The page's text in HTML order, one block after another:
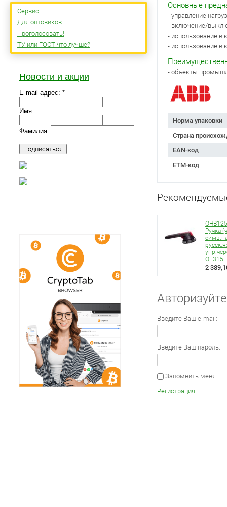
Сервис
Для оптовиков
Проголосовать!
ТУ или ГОСТ что лучше?
Новости и акции
E-mail адрес: *
Имя:
Фамилия:
Основные
- управление
- включение/
- использование в
- использование в
- объекты
Норма упаковки
Страна
EAN-код
ETM-код
Ручка
2
Введите Ваш e-mail:
Введите Ваш пароль:
Запомнить меня
Регистрация